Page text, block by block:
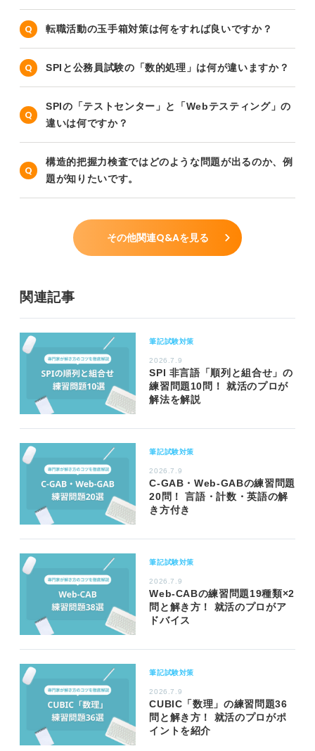
転職活動の玉手箱対策は何をすれば良いですか？
SPIと公務員試験の「数的処理」は何が違いますか？
SPIの「テストセンター」と「Webテスティング」の
違いは何ですか？
構造的把握力検査ではどのような問題が出るのか、例
題が知りたいです。
その他関連Q&Aを見る
関連記事
筆記試験対策
2026.7.9
SPI 非言語「順列と組合せ」の
練習問題10問！ 就活のプロが
解法を解説
筆記試験対策
2026.7.9
C-GAB・Web-GABの練習問題
20問！ 言語・計数・英語の解
き方付き
筆記試験対策
2026.7.9
Web-CABの練習問題19種類×2
問と解き方！ 就活のプロがア
ドバイス
筆記試験対策
2026.7.9
CUBIC「数理」の練習問題36
問と解き方！ 就活のプロがポ
イントを紹介